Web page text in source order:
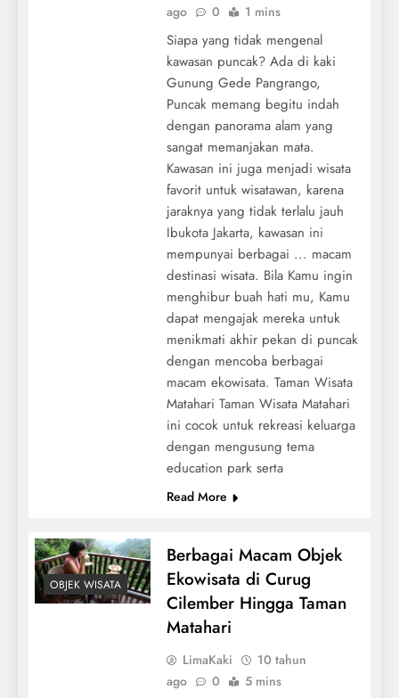
ago
0 1 mins
Siapa yang tidak mengenal
kawasan puncak? Ada di kaki
Gunung Gede Pangrango,
Puncak memang begitu indah
dengan panorama alam yang
sangat memanjakan mata.
Kawasan ini juga menjadi wisata
favorit untuk wisatawan, karena
jaraknya yang tidak terlalu jauh
Ibukota Jakarta, kawasan ini
mempunyai berbagai ... macam
destinasi wisata. Bila Kamu ingin
menghibur buah hati mu, Kamu
dapat mengajak mereka untuk
menikmati akhir pekan di puncak
dengan mencoba berbagai
macam ekowisata. Taman Wisata
Matahari Taman Wisata Matahari
ini cocok untuk rekreasi keluarga
dengan mengusung tema
education park serta
Read More
OBJEK WISATA
Berbagai Macam Objek
Ekowisata di Curug
Cilember Hingga Taman
Matahari
LimaKaki
10 tahun
ago
0 5 mins